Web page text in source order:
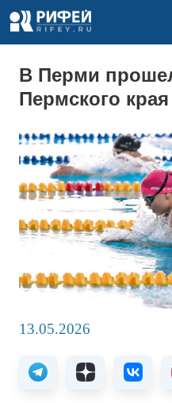
В Перми
Пермского
13.05.2026